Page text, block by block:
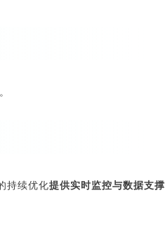
持续优化提供实时监控与数据支撑